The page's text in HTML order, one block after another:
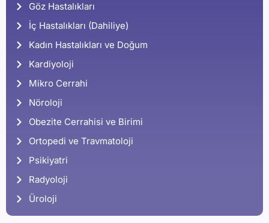
Göz Hastalıkları
İç Hastalıkları (Dahiliye)
Kadın Hastalıkları ve Doğum
Kardiyoloji
Mikro Cerrahi
Nöroloji
Obezite Cerrahisi ve Birimi
Ortopedi ve Travmatoloji
Psikiyatri
Radyoloji
Üroloji